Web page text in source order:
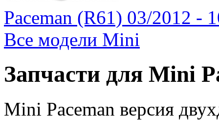
Paceman (R61) 03/2012 -
Все модели Mini
Запчасти для Mini
Mini Paceman версия